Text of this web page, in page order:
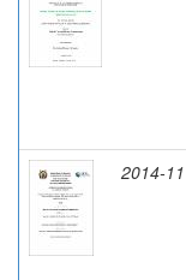
2014-11